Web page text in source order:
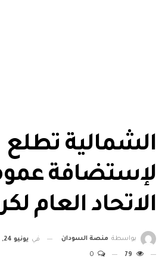
الشمالية تطلع
لإستضافة
الاتحاد العام
بواسطة منصة السودان في يونيو 24, 2025
79